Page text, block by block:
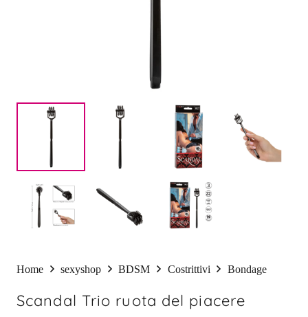
Home sexyshop BDSM Costrittivi Bondage
Scandal Trio ruota del piacere